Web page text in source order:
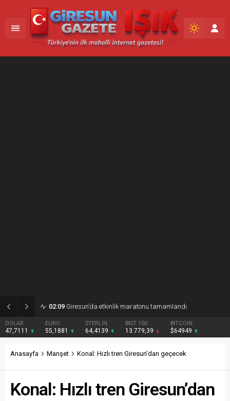
02:09 Giresun’da etkinlik maratonu tamamlandı
DOLAR
47,7111
EURO
55,1881
STERLİN
64,4139
BIST 100
13.779,39
BITCOIN
$64949
Anasayfa Manşet Konal: Hızlı tren Giresun’dan geçecek
Konal: Hızlı tren Giresun’dan